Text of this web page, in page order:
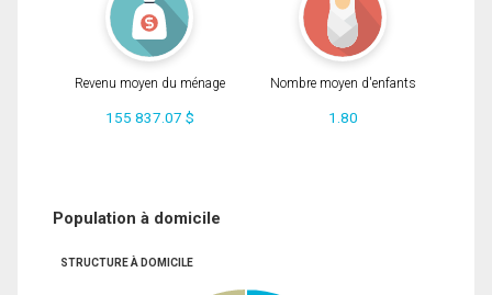
Revenu moyen du ménage
155 837.07 $
Nombre moyen d'enfants
1.80
Population à domicile
STRUCTURE À DOMICILE